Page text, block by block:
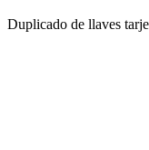
Duplicado de llaves